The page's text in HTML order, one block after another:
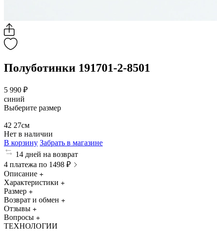
Полуботинки 191701-2-8501
5 990 ₽
синий
Выберите размер
42 27см
Нет в наличии
В корзину Забрать в магазине
14 дней на возврат
4 платежа по 1498 ₽
Описание
Характеристики
Размер
Возврат и обмен
Отзывы
Вопросы
ТЕХНОЛОГИИ